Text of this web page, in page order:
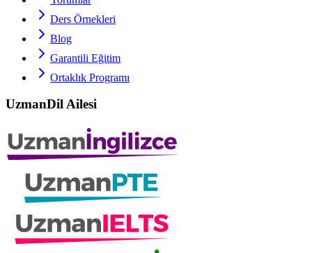
Ders Örnekleri
Blog
Garantili Eğitim
Ortaklık Programı
UzmanDil Ailesi